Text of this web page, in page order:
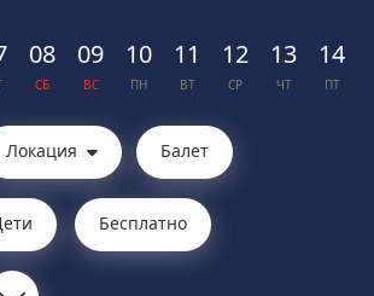
08
СБ
09
ВС
10
ПН
11
ВТ
12
СР
13
ЧТ
14
ПТ
Локация Балет
Бесплатно